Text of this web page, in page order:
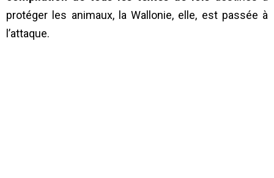
protéger les animaux, la Wallonie, elle, est passée à
l’attaque.